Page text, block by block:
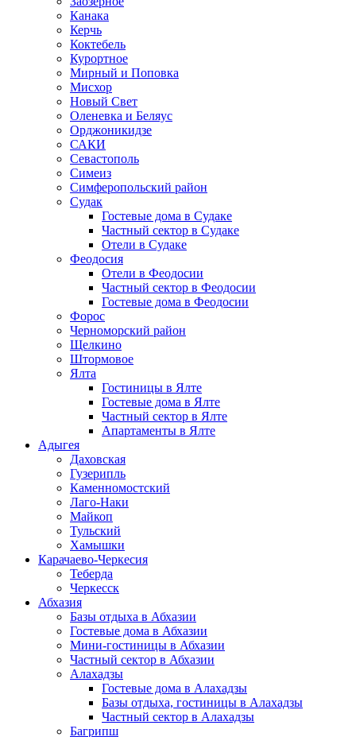
Канака
Керчь
Коктебель
Курортное
Мирный и Поповка
Мисхор
Новый Свет
Оленевка и Беляус
Орджоникидзе
САКИ
Севастополь
Симеиз
Симферопольский район
Судак
Гостевые дома в Судаке
Частный сектор в Судаке
Отели в Судаке
Феодосия
Отели в Феодосии
Частный сектор в Феодосии
Гостевые дома в Феодосии
Форос
Черноморский район
Щелкино
Штормовое
Ялта
Гостиницы в Ялте
Гостевые дома в Ялте
Частный сектор в Ялте
Апартаменты в Ялте
Адыгея
Даховская
Гузерипль
Каменномостский
Лаго-Наки
Майкоп
Тульский
Хамышки
Карачаево-Черкесия
Теберда
Черкесск
Абхазия
Базы отдыха в Абхазии
Гостевые дома в Абхазии
Мини-гостиницы в Абхазии
Частный сектор в Абхазии
Алахадзы
Гостевые дома в Алахадзы
Базы отдыха, гостиницы в Алахадзы
Частный сектор в Алахадзы
Багрипш